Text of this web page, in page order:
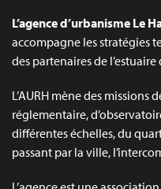
L’agence d’urbanisme Le
accompagne les stratégies
des partenaires de l’estuaire
L’AURH mène des missions
réglementaire,
différentes échelles, du
passant par la ville,